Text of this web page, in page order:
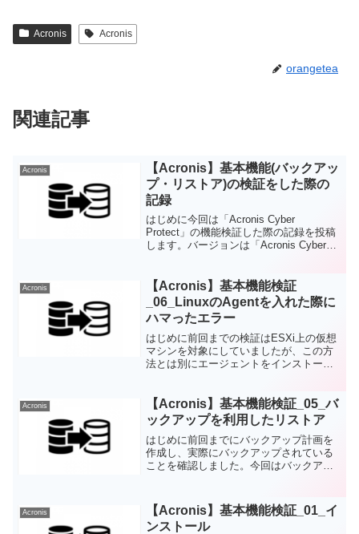
Acronis Acronis
orangetea
関連記事
Acronis
【Acronis】基本機能(バックアッ
プ・リストア)の検証をした際の
記録
はじめに今回は「Acronis Cyber
Protect」の機能検証した際の記録を投稿
します。バージョンは「Acronis Cyber
会が重なったからと...
Acronis
【Acronis】基本機能検証
_06_LinuxのAgentを入れた際に
ハマったエラー
はじめに前回までの検証はESXi上の仮想
マシンを対象にしていましたが、この方
法とは別にエージェントをインストール
ストーラを使用する事で導入可能で、イ
ンストール方法は公式...
Acronis
【Acronis】基本機能検証_05_バ
ックアップを利用したリストア
はじめに前回までにバックアップ計画を
作成し、実際にバックアップされている
ことを確認しました。今回はバックアッ
イル/フォルダ単位での復元」「マシン全
体の復元」の2つを...
Acronis
【Acronis】基本機能検証_01_イ
ンストール